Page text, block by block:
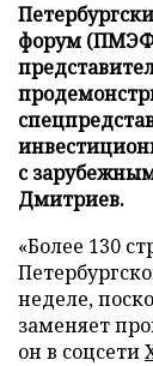
форум
с
Дмитриев.
«Более 130
неделе,
заменяет
он в соцсети